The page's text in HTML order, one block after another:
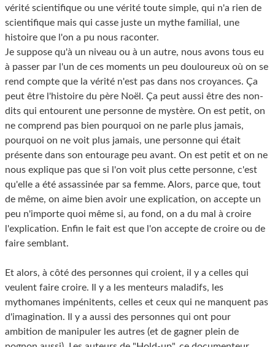
vérité scientifique ou une vérité toute simple, qui n'a rien de
scientifique mais qui casse juste un mythe familial, une
histoire que l'on a pu nous raconter.
Je suppose qu'à un niveau ou à un autre, nous avons tous eu
à passer par l'un de ces moments un peu douloureux où on se
rend compte que la vérité n'est pas dans nos croyances. Ça
peut être l'histoire du père Noël. Ça peut aussi être des non-
dits qui entourent une personne de mystère. On est petit, on
ne comprend pas bien pourquoi on ne parle plus jamais,
pourquoi on ne voit plus jamais, une personne qui était
présente dans son entourage peu avant. On est petit et on ne
nous explique pas que si l'on voit plus cette personne, c'est
qu'elle a été assassinée par sa femme. Alors, parce que, tout
de même, on aime bien avoir une explication, on accepte un
peu n'importe quoi même si, au fond, on a du mal à croire
l'explication. Enfin le fait est que l'on accepte de croire ou de
faire semblant.
Et alors, à côté des personnes qui croient, il y a celles qui
veulent faire croire. Il y a les menteurs maladifs, les
mythomanes impénitents, celles et ceux qui ne manquent pas
d'imagination. Il y a aussi des personnes qui ont pour
ambition de manipuler les autres (et de gagner plein de